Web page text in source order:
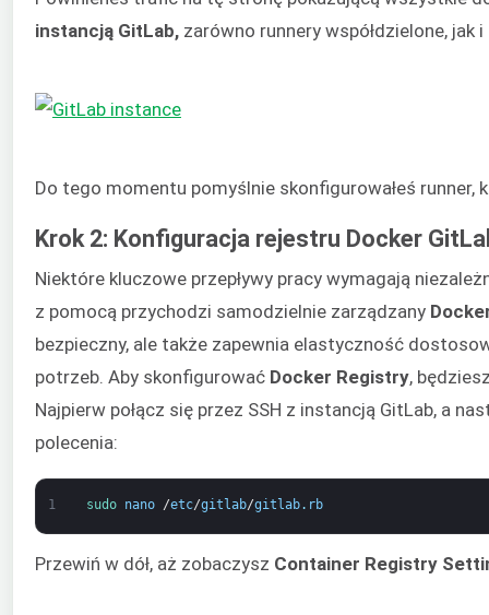
instancją GitLab, zarówno runnery współdzielone, jak
Do tego momentu pomyślnie skonfigurowałeś runner,
Krok 2: Konfiguracja rejestru Docker
Niektóre kluczowe przepływy pracy wymagają
z pomocą przychodzi samodzielnie zarządzany
bezpieczny, ale także zapewnia elastyczność
potrzeb. Aby skonfigurować Docker Registry,
Najpierw połącz się przez SSH z instancją GitLab, a
polecenia:
1 sudo nano /etc/gitlab/gitlab. rb
Przewiń w dół, aż zobaczysz Container Registry